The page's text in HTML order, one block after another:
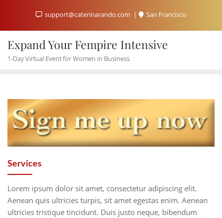
support@caterinarando.com San Francisco
Expand Your Fempire Intensive
1-Day Virtual Event for Women in Business
Services
Lorem ipsum dolor sit amet, consectetur adipiscing elit.
Aenean quis ultricies turpis, sit amet egestas enim. Aenean
ultricies tristique tincidunt. Duis justo neque, bibendum